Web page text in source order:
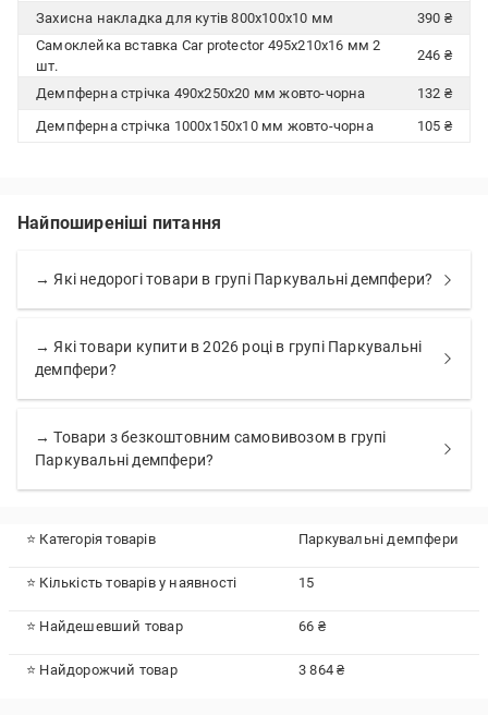
Захисна накладка для кутів 800х100х10 мм
390 ₴
Самоклейка вставка Car protector 495x210x16 мм 2
шт.
246 ₴
Демпферна стрічка 490x250x20 мм жовто-чорна
132 ₴
Демпферна стрічка 1000x150x10 мм жовто-чорна
105 ₴
Найпоширеніші питання
→ Які недорогі товари в групі Паркувальні демпфери?
→ Які товари купити в 2026 році в групі Паркувальні
демпфери?
→ Товари з безкоштовним самовивозом в групі
Паркувальні демпфери?
⭐ Категорія товарів Паркувальні демпфери
⭐ Кількість товарів у наявності 15
⭐ Найдешевший товар 66 ₴
⭐ Найдорожчий товар 3 864 ₴